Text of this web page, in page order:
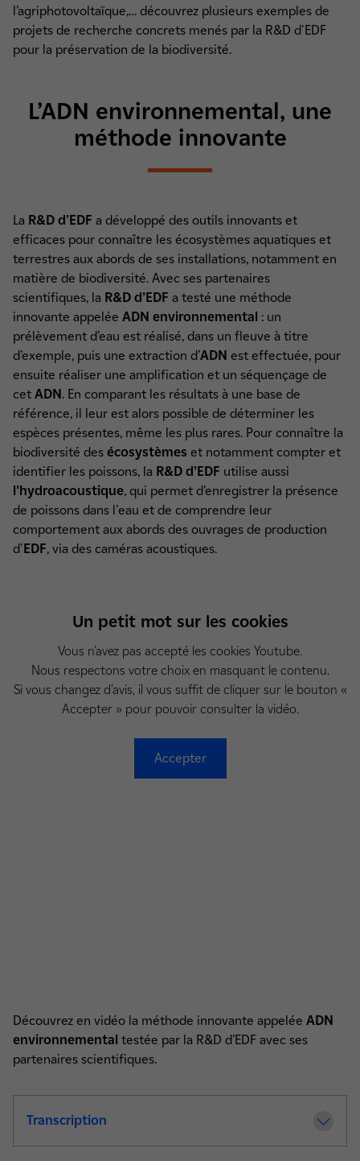
l’agriphotovoltaïque,… découvrez plusieurs exemples de
projets de recherche concrets menés par la R&D d'EDF
pour la préservation de la biodiversité.
L’ADN environnemental, une
méthode innovante
La R&D d'EDF a développé des outils innovants et
efficaces pour connaître les écosystèmes aquatiques et
terrestres aux abords de ses installations, notamment en
matière de biodiversité. Avec ses partenaires
scientifiques, la R&D d’EDF a testé une méthode
innovante appelée ADN environnemental : un
prélèvement d’eau est réalisé, dans un fleuve à titre
d’exemple, puis une extraction d’ADN est effectuée, pour
ensuite réaliser une amplification et un séquençage de
cet ADN. En comparant les résultats à une base de
référence, il leur est alors possible de déterminer les
espèces présentes, même les plus rares. Pour connaître la
biodiversité des écosystèmes et notamment compter et
identifier les poissons, la R&D d’EDF utilise aussi
l’hydroacoustique, qui permet d’enregistrer la présence
de poissons dans l'eau et de comprendre leur
comportement aux abords des ouvrages de production
d'EDF, via des caméras acoustiques.
Découvrez en vidéo la méthode innovante appelée ADN
environnemental testée par la R&D d’EDF avec ses
partenaires scientifiques.
Un petit mot sur les cookies
Vous n'avez pas accepté les cookies Youtube.
Nous respectons votre choix en masquant le contenu.
Si vous changez d'avis, il vous suffit de cliquer sur le bouton «
Accepter » pour pouvoir consulter la vidéo.
Accepter
Transcription de la video Connaissance et